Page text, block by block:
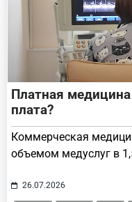
Платная
плата?
Коммерческая
объемом медуслуг в
26.07.2026